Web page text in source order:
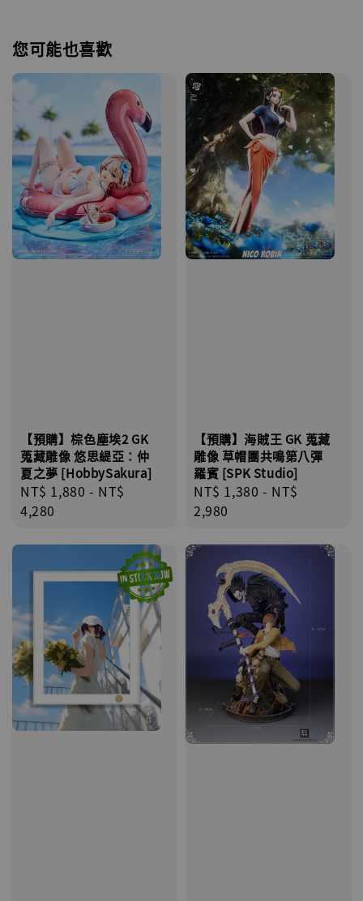
您可能也喜歡
【預購】棕色塵埃2 GK
蒐藏雕像 悠思緹亞：仲
夏之夢 [HobbySakura]
Regular
price
NT$ 1,880 - NT$
4,280
【預購】海賊王 GK 蒐藏
雕像 草帽團共鳴第八彈
羅賓 [SPK Studio]
Regular
price
NT$ 1,380 - NT$
2,980